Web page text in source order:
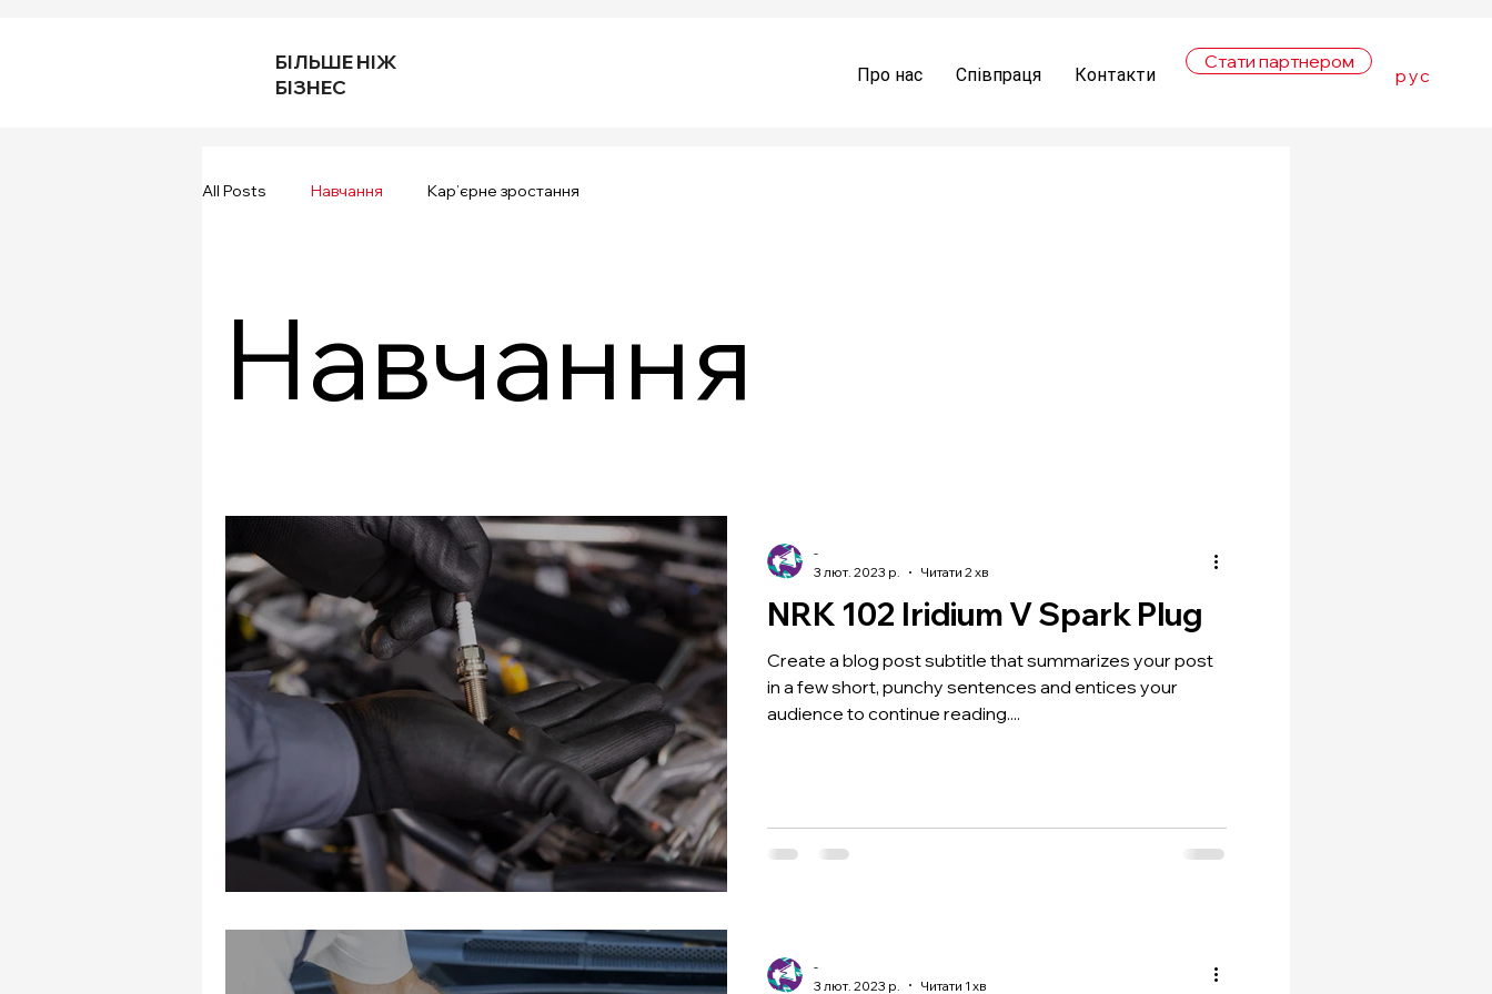
БІЛЬШЕ НІЖ
БІЗНЕС
Про нас Співпраця Контакти
Стати партнером
рус
All Posts Навчання Кар’єрне зростання
Навчання
NRK 102 Iridium V Spark Plug
Create a blog post subtitle that summarizes your post
in a few short, punchy sentences and entices your
audience to continue reading....
-
3 лют. 2023 р.
Читати 2 хв
-
3 лют. 2023 р.
Читати 1 хв